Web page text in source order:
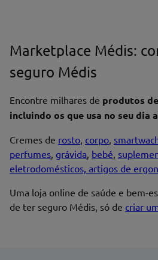
Marketplace Médis:
seguro Médis
Encontre milhares de produtos
incluindo os que usa no seu dia
Cremes de rosto, corpo,
perfumes, grávida, bebé,
eletrodomésticos, artigos de
Uma loja online de saúde e bem-
de ter seguro Médis, só de criar